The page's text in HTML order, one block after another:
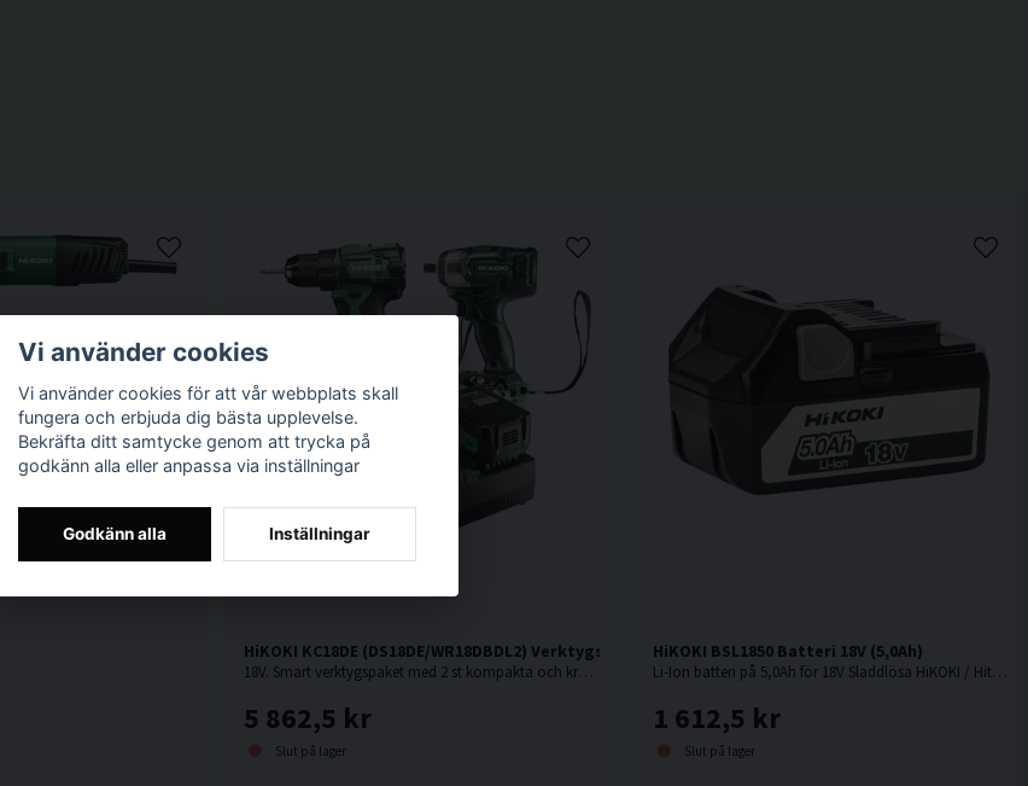
125mm (1100W)
1100W. Mycket stark och kompakt vinkelslip från HiKOKI.
HiKOKI KC18DE (DS18DE/WR18DBDL2) Verktygspaket 18V (2x5,0Ah)
18V. Smart verktygspaket med 2 st kompakta och kraftfulla 18V batteriverktyg.
5 862,5 kr
Slut på lager
HiKOKI BSL1850 Batteri 18V (5,0Ah)
Li-Ion batteri på 5,0Ah för 18V Sladdlösa HiKOKI / Hitachi maskiner med Slide batterifäste.
1 612,5 kr
Slut på lager
Vi använder cookies
Vi använder cookies för att vår webbplats skall
fungera och erbjuda dig bästa upplevelse.
Bekräfta ditt samtycke genom att trycka på
godkänn alla eller anpassa via inställningar
Godkänn alla Inställningar